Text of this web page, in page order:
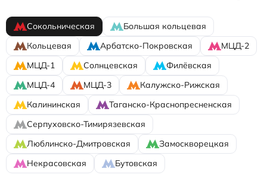
Сокольническая
Большая кольцевая
Кольцевая
Арбатско-Покровская
МЦД-2
МЦД-1
Солнцевская
Филёвская
МЦД-4
МЦД-3
Калужско-Рижская
Калининская
Таганско-Краснопресненская
Серпуховско-Тимирязевская
Люблинско-Дмитровская
Замоскворецкая
Некрасовская
Бутовская